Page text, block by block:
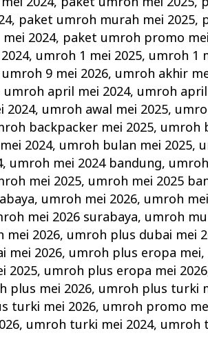
, paket umroh murah mei 2025,
2024, paket umroh promo
, umroh 1 mei 2025, umroh 1
umroh 9 mei 2026, umroh akhir
umroh april mei 2024, umroh
2024, umroh awal mei 2025,
backpacker mei 2025, umroh
2024, umroh bulan mei 2025,
, umroh mei 2024 bandung,
mei 2025, umroh mei 2025
, umroh mei 2026, umroh
mei 2026 surabaya, umroh
mei 2026, umroh plus dubai mei
mei 2026, umroh plus eropa mei,
2025, umroh plus eropa mei 2026
plus mei 2026, umroh plus turki
turki mei 2026, umroh promo
, umroh turki mei 2024, umroh